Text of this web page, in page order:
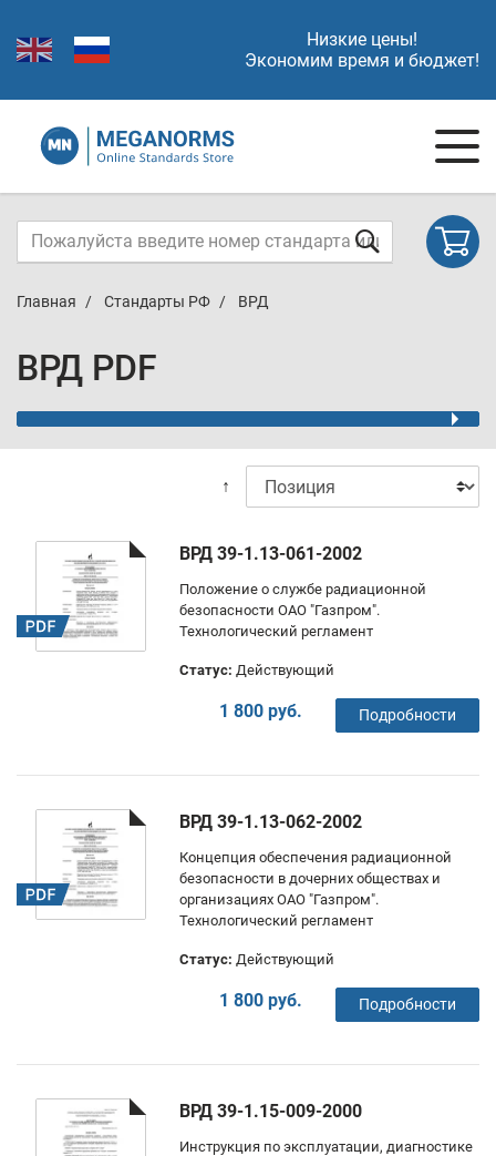
Низкие цены!
Экономим время и бюджет!
Главная Стандарты РФ ВРД
ВРД PDF
↑
ВРД 39-1.13-061-2002
Положение о службе радиационной
безопасности ОАО "Газпром".
Технологический регламент
Статус: Действующий
1 800 руб. Подробности
ВРД 39-1.13-062-2002
Концепция обеспечения радиационной
безопасности в дочерних обществах и
организациях ОАО "Газпром".
Технологический регламент
Статус: Действующий
1 800 руб. Подробности
ВРД 39-1.15-009-2000
Инструкция по эксплуатации, диагностике